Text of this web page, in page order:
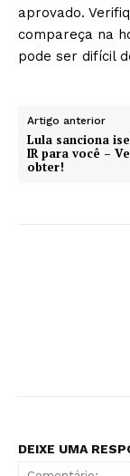
aprovado.
compareça na
pode ser difícil
Artigo anterior
Lula sanciona
IR para você –
obter!
DEIXE UMA